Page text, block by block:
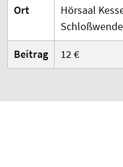
Ort
Hörsaal
Beitrag
12 €